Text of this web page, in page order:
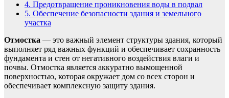
4. Предотвращение проникновения воды в подвал
5. Обеспечение безопасности здания и земельного
участка
Отмостка — это важный элемент структуры здания, который
выполняет ряд важных функций и обеспечивает сохранность
фундамента и стен от негативного воздействия влаги и
почвы. Отмостка является аккуратно вымощенной
поверхностью, которая окружает дом со всех сторон и
обеспечивает комплексную защиту здания.